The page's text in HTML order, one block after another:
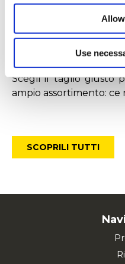
Use
Metti al centro
Dai quell'effetto
prodotti innovativi sia
Scegli il taglio giusto
ampio assortimento:
SCOPRILI TUTTI